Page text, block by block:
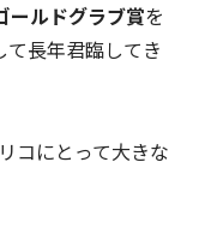
ールドグラブ賞を
長年君臨してき
コにとって大きな